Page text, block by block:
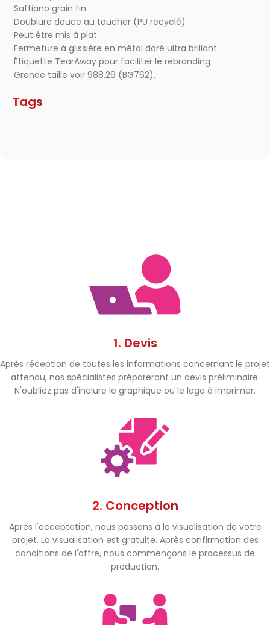
·Saffiano grain fin
·Doublure douce au toucher (PU recyclé)
·Peut être mis à plat
·Fermeture à glissière en métal doré ultra brillant
·Étiquette TearAway pour faciliter le rebranding
·Grande taille voir 988.29 (BG762).
Tags
1. Devis
Après réception de toutes les informations concernant le projet
attendu, nos spécialistes prépareront un devis préliminaire.
N'oubliez pas d'inclure le graphique ou le logo à imprimer.
2. Conception
Après l'acceptation, nous passons à la visualisation de votre
projet. La visualisation est gratuite. Après confirmation des
conditions de l'offre, nous commençons le processus de
production.